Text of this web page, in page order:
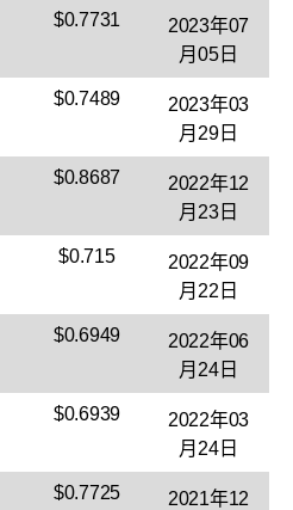
$0.7731
2023年07
月05日
$0.7489
2023年03
月29日
$0.8687
2022年12
月23日
$0.715
2022年09
月22日
$0.6949
2022年06
月24日
$0.6939
2022年03
月24日
$0.7725
2021年12